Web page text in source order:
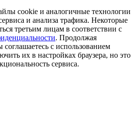
cookie и аналогичные технологии
и анализа трафика. Некоторые
третьим лицам в соответствии с
. Продолжая
соглашаетесь с использованием
их в настройках браузера, но это
сервиса.